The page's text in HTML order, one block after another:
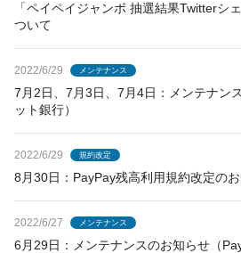
「ペイペイジャンボ 抽選結果Twitterシ
ついて
2022/6/29 メンテナンス
7月2日、7月3日、7月4日：メンテナン
ット銀行）
2022/6/29 規約改定
8月30日：PayPay残高利用規約改定の
2022/6/27 メンテナンス
6月29日：メンテナンスのお知らせ（